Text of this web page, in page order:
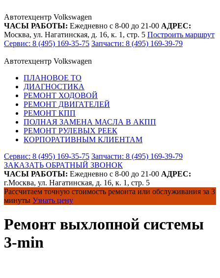
Автотехцентр Volkswagen
ЧАСЫ РАБОТЫ: Ежедневно с 8-00 до 21-00 АДРЕС:
Москва, ул. Нагатинская, д. 16, к. 1, стр. 5 Построить маршрут
Сервис: 8 (495) 169-35-75 Запчасти: 8 (495) 169-39-79
Автотехцентр Volkswagen
ПЛАНОВОЕ ТО
ДИАГНОСТИКА
РЕМОНТ ХОДОВОЙ
РЕМОНТ ДВИГАТЕЛЕЙ
РЕМОНТ КПП
ПОЛНАЯ ЗАМЕНА МАСЛА В АКПП
РЕМОНТ РУЛЕВЫХ РЕЕК
КОРПОРАТИВНЫМ КЛИЕНТАМ
Сервис: 8 (495) 169-35-75 Запчасти: 8 (495) 169-39-79
ЗАКАЗАТЬ ОБРАТНЫЙ ЗВОНОК
ЧАСЫ РАБОТЫ: Ежедневно с 8-00 до 21-00 АДРЕС:
г.Москва, ул. Нагатинская, д. 16, к. 1, стр. 5
Рассчитаем точную стоимость ремонта или обслуживания за 3
минуты Узнать цену
Ремонт выхлопной системы
3-min